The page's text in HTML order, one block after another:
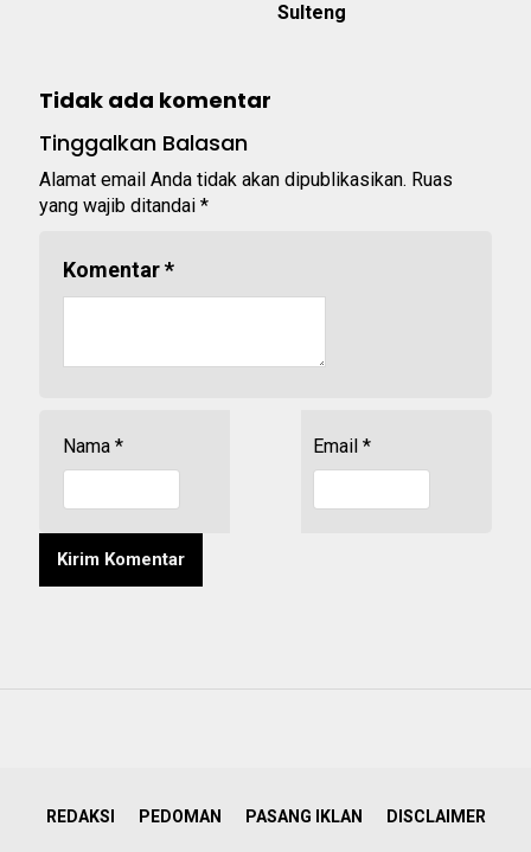
Sulteng
Tidak ada komentar
Tinggalkan Balasan
Alamat email Anda tidak akan dipublikasikan. Ruas
yang wajib ditandai *
Komentar*
Nama * Email *
REDAKSI PEDOMAN PASANG IKLAN DISCLAIMER